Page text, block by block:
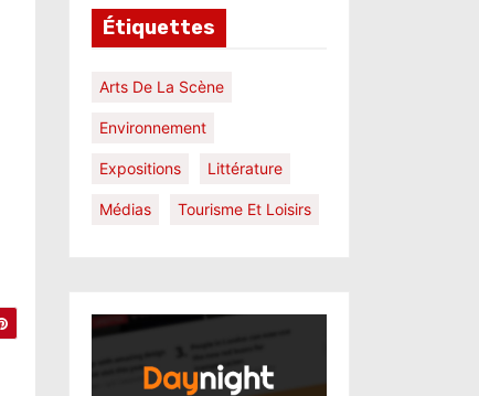
Étiquettes
Arts De La Scène
Environnement
Expositions Littérature
Médias Tourisme Et Loisirs